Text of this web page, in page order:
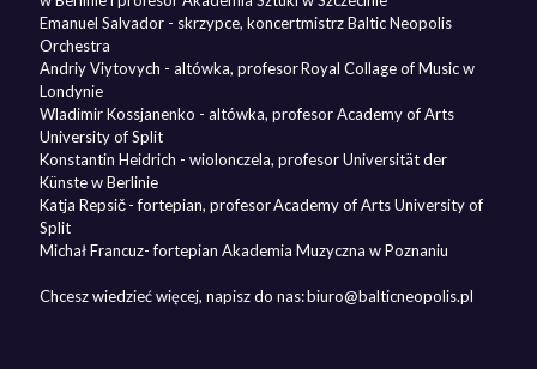
Emanuel Salvador - skrzypce, koncertmistrz Baltic Neopolis
Orchestra
Andriy Viytovych - altówka, profesor Royal Collage of Music w
Londynie
Wladimir Kossjanenko - altówka, profesor Academy of Arts
University of Split
Konstantin Heidrich - wiolonczela, profesor Universität der
Künste w Berlinie
Katja Repsič - fortepian, profesor Academy of Arts University of
Split
Michał Francuz- fortepian Akademia Muzyczna w Poznaniu
Chcesz wiedzieć więcej, napisz do nas: biuro@balticneopolis.pl